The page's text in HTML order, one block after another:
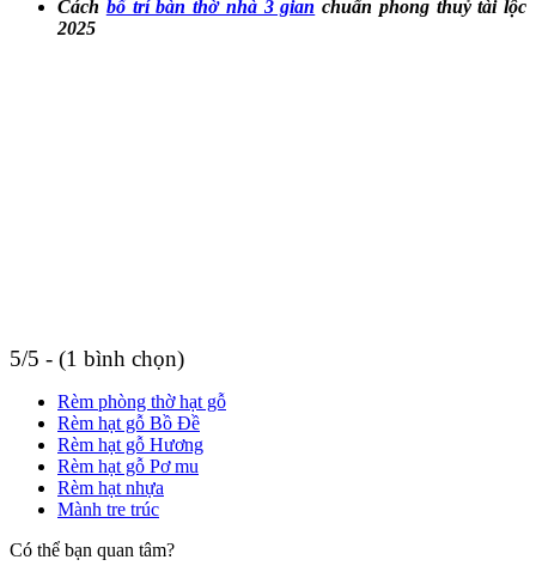
Cách bố trí bàn thờ nhà 3 gian chuẩn phong thuỷ tài lộc
2025
5/5 - (1 bình chọn)
Rèm phòng thờ hạt gỗ
Rèm hạt gỗ Bồ Đề
Rèm hạt gỗ Hương
Rèm hạt gỗ Pơ mu
Rèm hạt nhựa
Mành tre trúc
Có thể bạn quan tâm?